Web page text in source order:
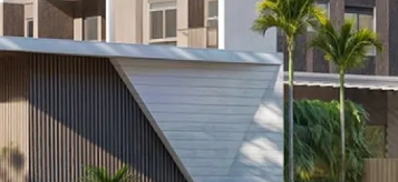
Perfil Verificado
Anunciar imóveis